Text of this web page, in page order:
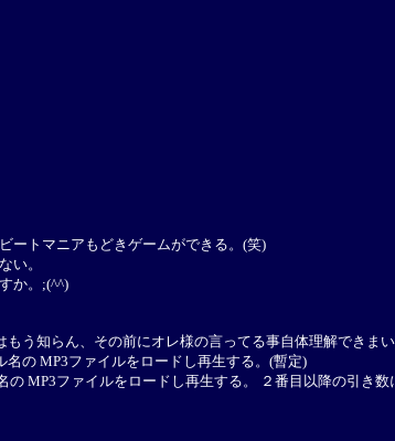
ートマニアもどきゲームができる。(笑)
い。
か。;(^^)
もう知らん、その前にオレ様の言ってる事自体理解できま
名の MP3ファイルをロードし再生する。(暫定)
の MP3ファイルをロードし再生する。 ２番目以降の引き